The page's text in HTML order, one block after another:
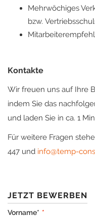
Mehrwöchiges
bzw.
Kontakte
Wir freuen uns auf Ihre
indem Sie das
und laden Sie in ca. 1
Für weitere Fragen
447 und info@temp-
JETZT BEWERBEN
Vorname* *